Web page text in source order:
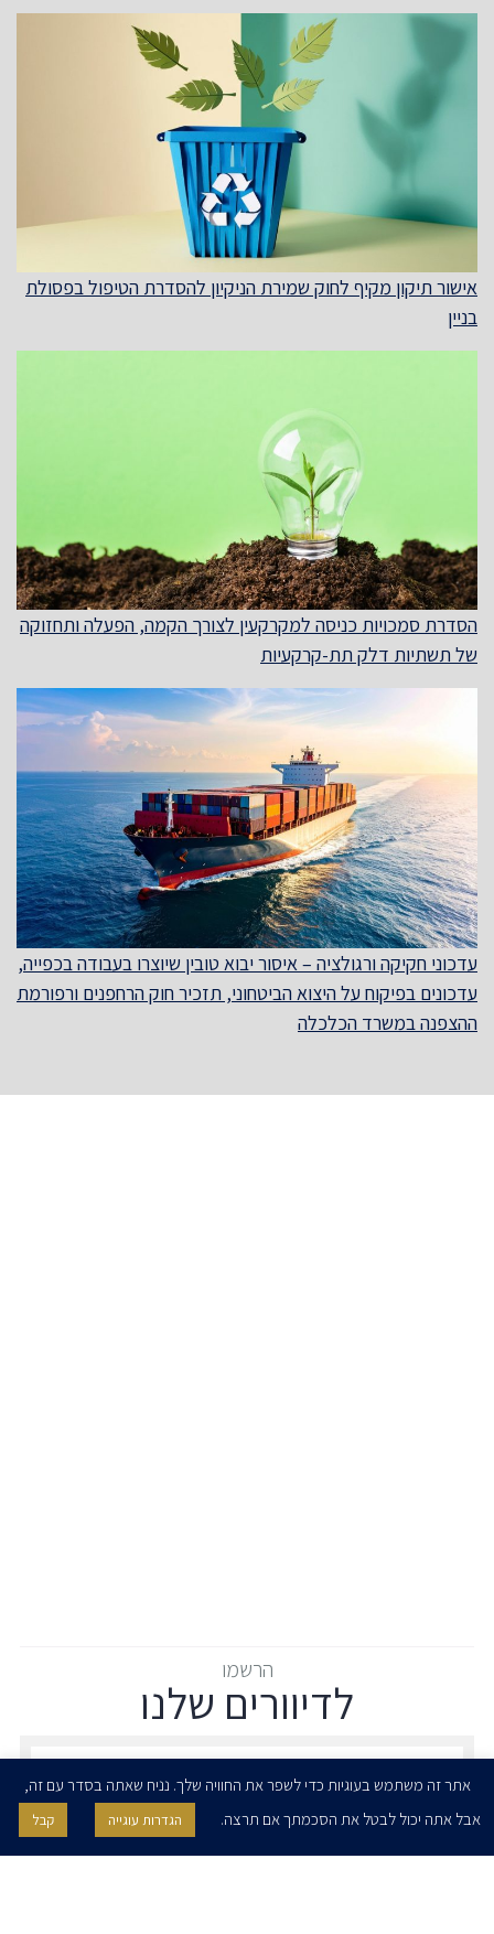
אישור תיקון מקיף לחוק שמירת הניקיון להסדרת הטיפול בפסולת
בניין
הסדרת סמכויות כניסה למקרקעין לצורך הקמה, הפעלה ותחזוקה
של תשתיות דלק תת-קרקעיות
עדכוני חקיקה ורגולציה – איסור יבוא טובין שיוצרו בעבודה בכפייה,
עדכונים בפיקוח על היצוא הביטחוני, תזכיר חוק הרחפנים ורפורמת
ההצפנה במשרד הכלכלה
הרשמו
לדיוורים שלנו
אני מאשר/ת בזאת להרצוג, פוקס, נאמן ושות' לשלוח לי ניוזלטרים,
הודעות והזמנות לאירועים וכנסים. אני רשאי/ת לחזור בי מהסכמתי לעיל בכל
אתר זה משתמש בעוגיות כדי לשפר את החוויה שלך. נניח שאתה בסדר עם זה,
אבל אתה יכול לבטל את הסכמתך אם תרצה.
הגדרות עוגייה קבל